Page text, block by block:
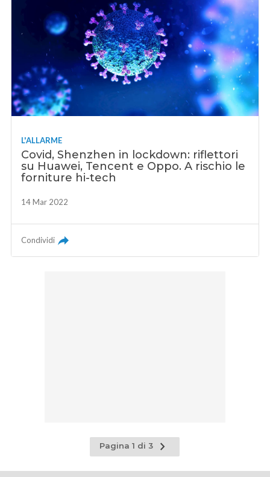
L'ALLARME
Covid, Shenzhen in lockdown: riflettori
su Huawei, Tencent e Oppo. A rischio le
forniture hi-tech
14 Mar 2022
Condividi
Pagina 1 di 3
Pagina
successiva